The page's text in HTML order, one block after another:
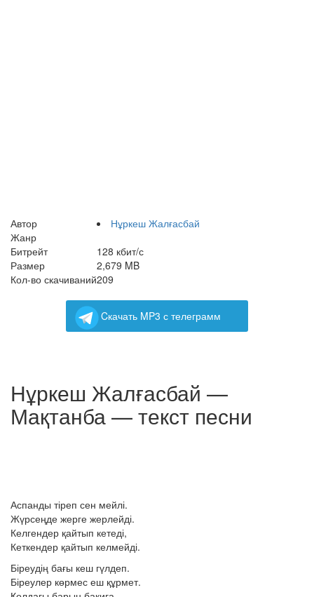
Автор
Нұркеш Жалғасбай
Жанр
Битрейт
128 кбит/с
Размер
2,679 MB
Кол-во скачиваний209
Cкачать MP3 с телеграмм
Нұркеш Жалғасбай —
Мақтанба — текст песни
Аспанды тіреп сен мейлі.
Жүрсеңде жерге жерлейді.
Келгендер қайтып кетеді,
Кеткендер қайтып келмейді.
Біреудің бағы кеш гүлдеп.
Біреулер көрмес еш құрмет.